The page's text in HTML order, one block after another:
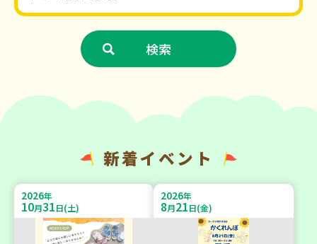
新着イベント
2026年
10月31日(土)
2026年
8月21日(金)